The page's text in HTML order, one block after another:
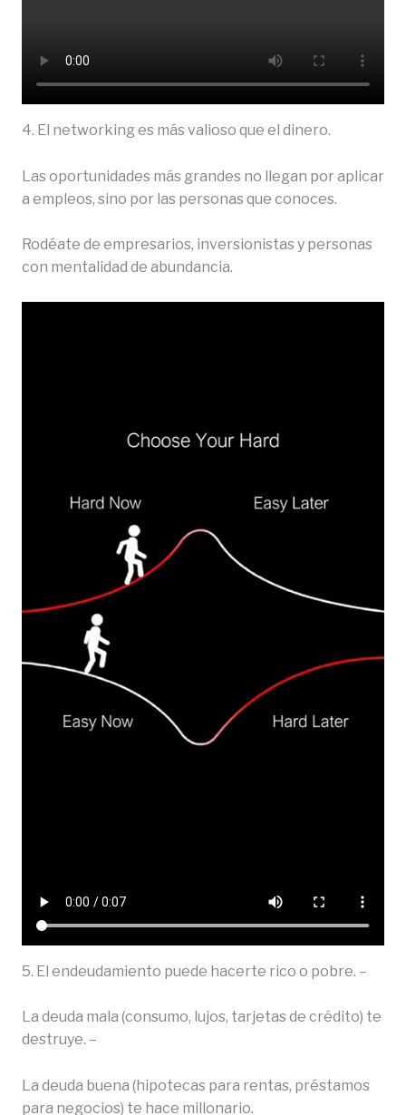
4. El networking es más valioso que el dinero.
Las oportunidades más grandes no llegan por aplicar
a empleos, sino por las personas que conoces.
Rodéate de empresarios, inversionistas y personas
con mentalidad de abundancia.
5. El endeudamiento puede hacerte rico o pobre. –
La deuda mala (consumo, lujos, tarjetas de crédito) te
destruye. –
La deuda buena (hipotecas para rentas, préstamos
para negocios) te hace millonario.